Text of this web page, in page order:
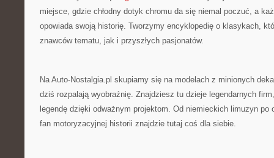
miejsce, gdzie chłodny dotyk chromu da się niemal poczuć, a
opowiada swoją historię. Tworzymy encyklopedię o klasykach,
znawców tematu, jak i przyszłych pasjonatów.
Na Auto-Nostalgia.pl skupiamy się na modelach z minionych
dziś rozpalają wyobraźnię. Znajdziesz tu dzieje legendarnych
legendę dzięki odważnym projektom. Od niemieckich limuzyn po
fan motoryzacyjnej historii znajdzie tutaj coś dla siebie.